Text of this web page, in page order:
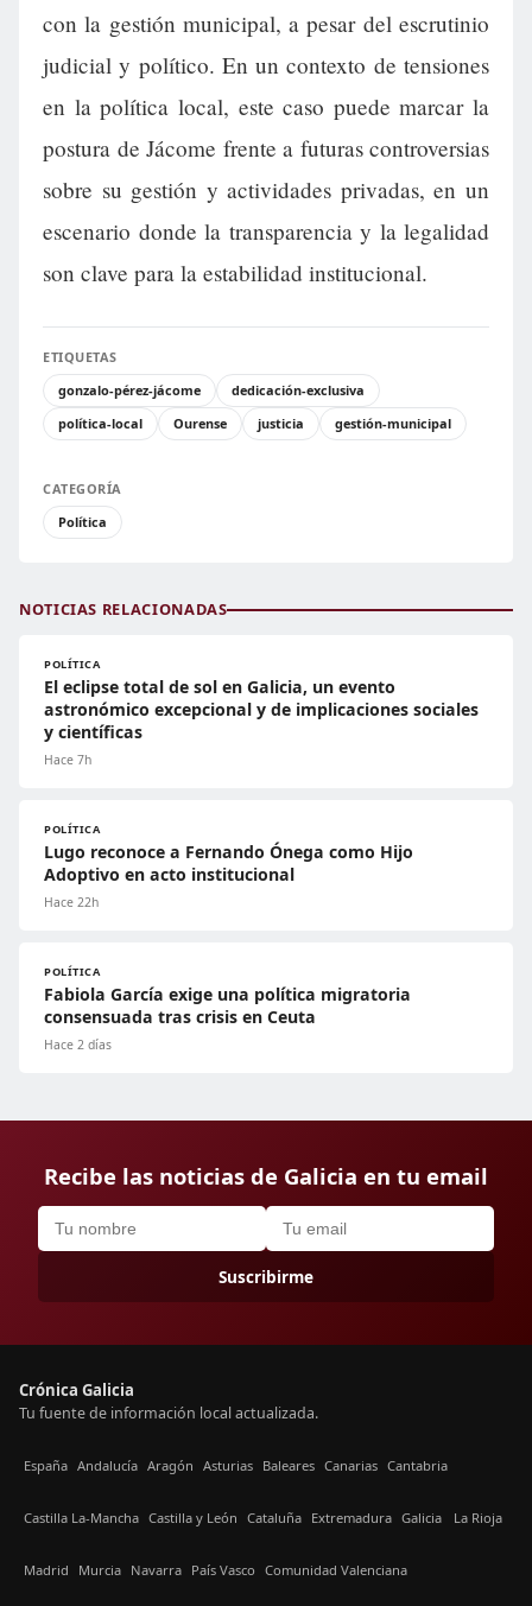
con la gestión municipal, a pesar del escrutinio
judicial y político. En un contexto de tensiones
en la política local, este caso puede marcar la
postura de Jácome frente a futuras controversias
sobre su gestión y actividades privadas, en un
escenario donde la transparencia y la legalidad
son clave para la estabilidad institucional.
ETIQUETAS
gonzalo-pérez-jácome
dedicación-exclusiva
política-local
Ourense justicia gestión-municipal
CATEGORÍA
Política
NOTICIAS RELACIONADAS
POLÍTICA
El eclipse total de sol en Galicia, un evento
astronómico excepcional y de implicaciones sociales
y científicas
Hace 7h
POLÍTICA
Lugo reconoce a Fernando Ónega como Hijo
Adoptivo en acto institucional
Hace 22h
POLÍTICA
Fabiola García exige una política migratoria
consensuada tras crisis en Ceuta
Hace 2 días
Recibe las noticias de Galicia en tu email
Suscribirme
Crónica Galicia
Tu fuente de información local actualizada.
España Andalucía Aragón Asturias Baleares Canarias Cantabria
Castilla La-Mancha Castilla y León Cataluña Extremadura Galicia La Rioja
Madrid Murcia Navarra País Vasco Comunidad Valenciana